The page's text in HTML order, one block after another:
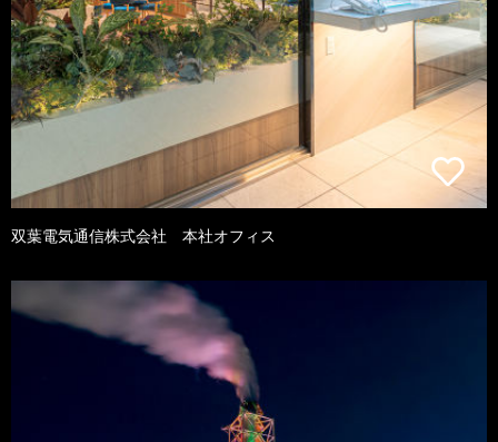
双葉電気通信株式会社 本社オフィス